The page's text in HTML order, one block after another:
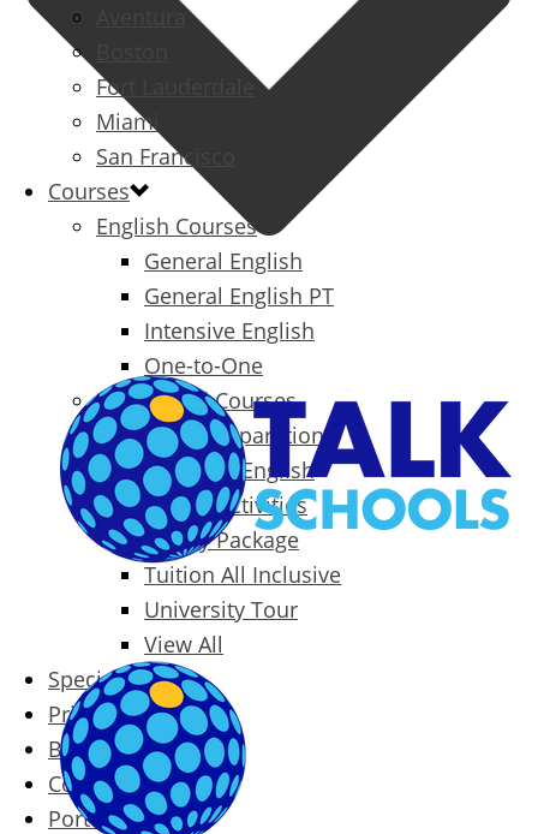
Aventura
Fort Lauderdale
Miami
San Francisco
Courses
English Courses
General English
General English PT
Intensive English
One-to-One
Specialized Courses
Exam Preparation
Business English
Packages & Activities
Family Package
Tuition All Inclusive
University Tour
View All
Special Offers
Prices
Blog
Contact
Português